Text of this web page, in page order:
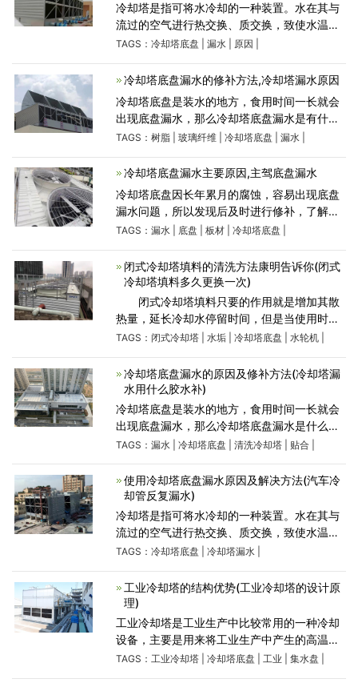
冷却塔是指可将水冷却的一种装置。水在其与
流过的空气进行热交换、质交换，致使水温下
降。使用冷却塔底盘漏水原因及解决方法？冷
多时候出现底盘漏水
TAGS： 冷却塔底盘 漏水| 原因
冷却塔底盘漏水的修补方法,冷却塔漏水原因
冷却塔底盘是装水的地方，食用时间一长就会
出现底盘漏水，那么冷却塔底盘漏水是有什么
修补的方法呢？ 一、贴合前准备： 1、贴合处
剂的调和：每
TAGS： 树脂| 玻璃纤维| 冷却塔底盘 漏水
冷却塔底盘漏水主要原因,主驾底盘漏水
冷却塔底盘因长年累月的腐蚀，容易出现底盘
漏水问题，所以发现后及时进行修补，了解冷
却塔底盘漏水主要原因，做好预防工作。 一、
处，玻璃丝布密封出
TAGS： 漏水| 底盘 板材| 冷却塔底盘
闭式冷却塔填料的清洗方法康明告诉你(闭式
冷却塔填料多久更换一次)
​ 闭式冷却塔填料只要的作用就是增加其散
热量，延长冷却水停留时间，但是当使用时间
久了之后就需要进行清洗，但是很多厂家都不
整理了两种闭式冷
TAGS： 闭式冷却塔| 水垢| 冷却塔底盘 水轮机|
冷却塔底盘漏水的原因及修补方法(冷却塔漏
水用什么胶水补)
冷却塔底盘是装水的地方，食用时间一长就会
出现底盘漏水，那么冷却塔底盘漏水是什么原
因造成的呢？有什么修补的方法呢？ 一、
盘板材与板材的接口
TAGS： 漏水 冷却塔底盘 清洗冷却塔| 贴合
使用冷却塔底盘漏水原因及解决方法(汽车冷
却管反复漏水)
冷却塔是指可将水冷却的一种装置。水在其与
流过的空气进行热交换、质交换，致使水温下
降。使用冷却塔底盘漏水原因及解决方法？冷
多时候出现底盘漏水
TAGS： 冷却塔底盘 冷却塔漏水|
工业冷却塔的结构优势(工业冷却塔的设计原
理)
工业冷却塔是工业生产中比较常用的一种冷却
设备，主要是用来将工业生产中产生的高温进
行排除。工业冷却塔的运行系统中包含了多种
TAGS： 工业冷却塔| 冷却塔底盘 工业 集水盘